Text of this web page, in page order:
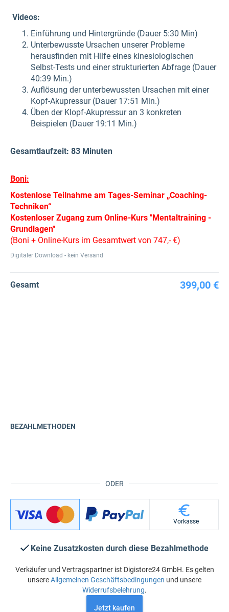
Videos:
Einführung und Hintergründe (Dauer 5:30 Min)
Unterbewusste Ursachen unserer Probleme
herausfinden mit Hilfe eines kinesiologischen
Selbst-Tests und einer strukturierten Abfrage (Dauer
40:39 Min.)
Auflösung der unterbewussten Ursachen mit einer
Kopf-Akupressur (Dauer 17:51 Min.)
Üben der Klopf-Akupressur an 3 konkreten
Beispielen (Dauer 19:11 Min.)
Gesamtlaufzeit: 83 Minuten
Boni:
Kostenlose Teilnahme am Tages-Seminar „Coaching-
Techniken“
Kostenloser Zugang zum Online-Kurs "Mentaltraining -
Grundlagen"
(Boni + Online-Kurs im Gesamtwert von 747,- €)
Digitaler Download - kein Versand
Gesamt 399,00 €
ODER
BEZAHLMETHODEN
Vorkasse
Keine Zusatzkosten durch diese Bezahlmethode
Verkäufer und Vertragspartner ist Digistore24 GmbH. Es gelten
unsereAllgemeinen Geschäftsbedingungen und unsere
Widerrufsbelehrung.
Jetzt kaufen